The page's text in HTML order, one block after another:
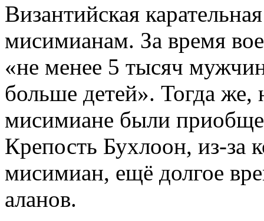
Византийская
мисимианам. За время
«не менее 5 тысяч
больше детей». Тогда же,
мисимиане были
Крепость Бухлоон, из-за
мисимиан, ещё долгое
аланов.